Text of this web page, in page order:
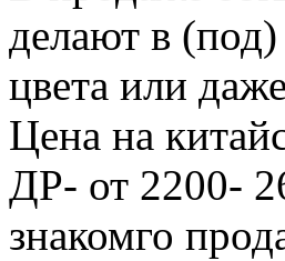
делают в
цвета или
Цена на
ДР- от 2200-
знакомго